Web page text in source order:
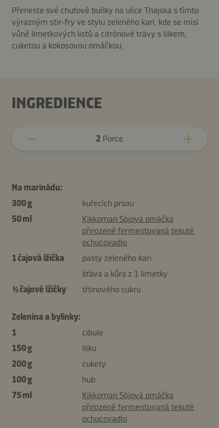
Přeneste své chuťové buňky na ulice Thajska s tímto
výrazným stir-fry ve stylu zeleného kari, kde se mísí
vůně limetkových listů a citrónové trávy s lilkem,
cuketou a kokosovou omáčkou.
INGREDIENCE
2 Porce
Na marinádu:
300 g
kuřecích prsou
50 ml
Kikkoman Sójová omáčka
přirozeně fermentovaná tekuté
ochucovadlo
1 čajová lžička
pasty zeleného kari
šťáva a kůra z 1 limetky
½ čajové lžičky
třtinového cukru
Zelenina a bylinky:
1
cibule
150 g
lilku
200 g
cukety
100 g
hub
75 ml
Kikkoman Sójová omáčka
přirozeně fermentovaná tekuté
ochucovadlo